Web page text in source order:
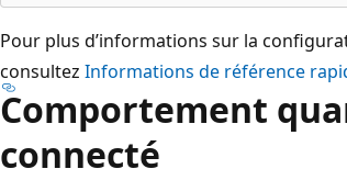
Pour plus d’informations sur la
consultez Informations de référence
Comportement
connecté